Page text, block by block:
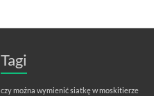
Tagi
czy można wymienić siatkę w moskitierze